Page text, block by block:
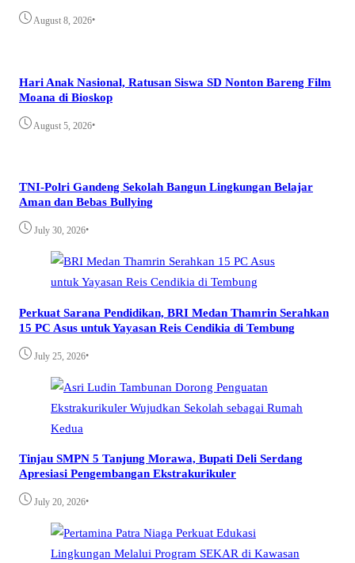
August 8, 2026•
Hari Anak Nasional, Ratusan Siswa SD Nonton Bareng Film
Moana di Bioskop
August 5, 2026•
TNI-Polri Gandeng Sekolah Bangun Lingkungan Belajar
Aman dan Bebas Bullying
July 30, 2026•
Perkuat Sarana Pendidikan, BRI Medan Thamrin Serahkan
15 PC Asus untuk Yayasan Reis Cendikia di Tembung
July 25, 2026•
Tinjau SMPN 5 Tanjung Morawa, Bupati Deli Serdang
Apresiasi Pengembangan Ekstrakurikuler
July 20, 2026•